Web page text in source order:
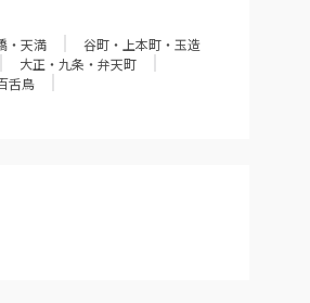
・天満
谷町・上本町・玉造
大正・九条・弁天町
舌鳥